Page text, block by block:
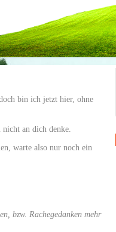
bin ich jetzt hier, ohne
nicht an dich denke.
warte also nur noch ein
bzw. Rachegedanken mehr